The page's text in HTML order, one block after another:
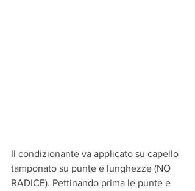
Il condizionante va applicato su capello
tamponato su punte e lunghezze (NO
RADICE). Pettinando prima le punte e